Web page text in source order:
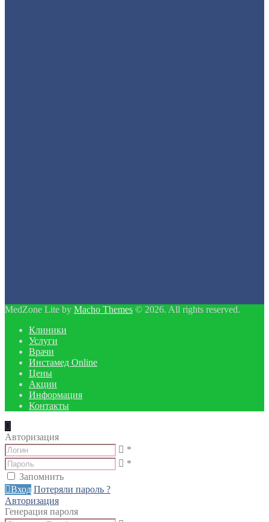
MedZone Lite by Macho Themes © 2026. All rights reserved.
Клиники
Услуги
Врачи
Инстамед Online
Цены
Акции
Информация
Контакты
Авторизация
*
*
Запомнить
Вход Потеряли пароль ?
Авторизация
Генерация пароля